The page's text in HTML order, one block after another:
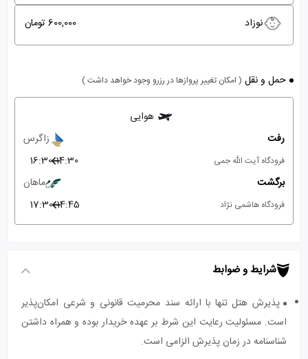
نوزاد 600,000 تومان
حمل و نقل ( امکان تغییر پروازها در رزرو وجود خواهد داشت )
هوایی
رفت
زاگرس
فرودگاه آیت الله جمی 14:30
16:30
برگشت
ماهان
فرودگاه هاشمی نژاد 14:45
17:30
شرایط و ضوابط
پذیرش هتل تنها با ارائه سند محرمیت قانونی و شرعی امکان‌پذیر
است. مسئولیت رعایت این شرط بر عهده خریدار بوده و همراه داشتن
شناسنامه در زمان پذیرش الزامی است.